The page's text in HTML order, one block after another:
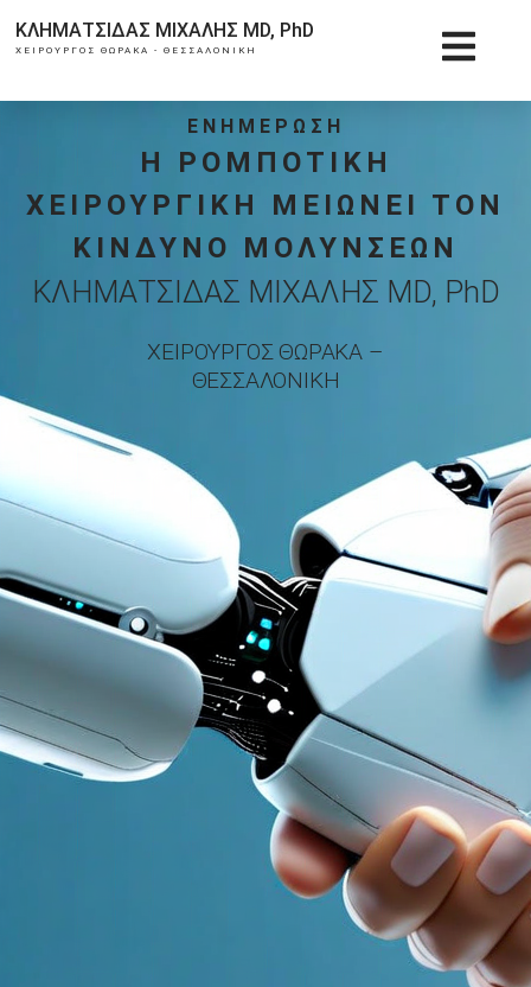
ΚΛΗΜΑΤΣΙΔΑΣ ΜΙΧΑΛΗΣ MD, PhD
ΧΕΙΡΟΥΡΓΟΣ ΘΩΡΑΚΑ - ΘΕΣΣΑΛΟΝΙΚΗ
ΕΝΗΜΕΡΩΣΗ
Η ΡΟΜΠΟΤΙΚΗ
ΧΕΙΡΟΥΡΓΙΚΗ ΜΕΙΩΝΕΙ ΤΟΝ
ΚΙΝΔΥΝΟ ΜΟΛΥΝΣΕΩΝ
ΚΛΗΜΑΤΣΙΔΑΣ ΜΙΧΑΛΗΣ MD, PhD
ΧΕΙΡΟΥΡΓΟΣ ΘΩΡΑΚΑ –
ΘΕΣΣΑΛΟΝΙΚΗ